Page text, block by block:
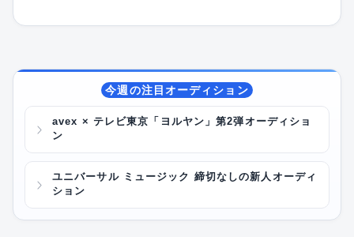
今週の注目オーディション
avex × テレビ東京「ヨルヤン」第2弾オーディショ
ン
ユニバーサル ミュージック 締切なしの新人オーディ
ション